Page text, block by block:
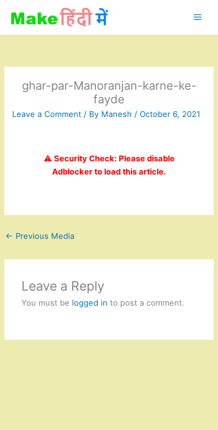
content
ghar-par-Manoranjan-karne-ke-
fayde
Leave a Comment / By Manesh / October 6, 2021
⚠️ Security Check: Please disable
Adblocker to load this article.
← Previous Media
Leave a Reply
You must be logged in to post a comment.